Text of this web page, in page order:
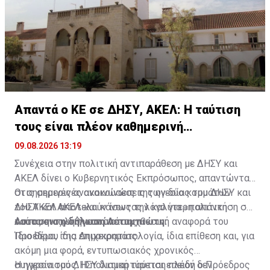
Απαντά ο ΚΕ σε ΔΗΣΥ, ΑΚΕΛ: Η ταύτιση
τους είναι πλέον καθημερινή
διαπίστωση
09.08.2026 13:19
Συνέχεια στην πολιτική αντιπαράθεση με ΔΗΣΥ και
ΑΚΕΛ δίνει ο Κυβερνητικός Εκπρόσωπος, απαντώντας
στις σημερινές ανακοινώσεις των δύο κομμάτων
ΔΗΣΥ και ΑΚΕΛ και κάνοντας λόγο για «πολιτική
ταύτιση» των ηγεσιών τους.
Οι σημερινές ανακοινώσεις της ηγεσίας του ΔΗΣΥ και
του ΑΚΕΛ αποτελούν ίσως την καλύτερη απάντηση σε
όσους ενοχλήθηκαν από τη χθεσινή αναφορά του
Προέδρου της Δημοκρατίας.
Αυτουσια η δήλωση Λετυμπιώτη:
Ίδιο θέμα, ίδια επιχειρηματολογία, ίδια επίθεση και, για
ακόμη μια φορά, εντυπωσιακός χρονικός
συγχρονισμός. Η πολιτική ταύτιση πλέον δεν
Η ηγεσία του ΔΗΣΥ διαμαρτύρεται επειδή ο Πρόεδρος